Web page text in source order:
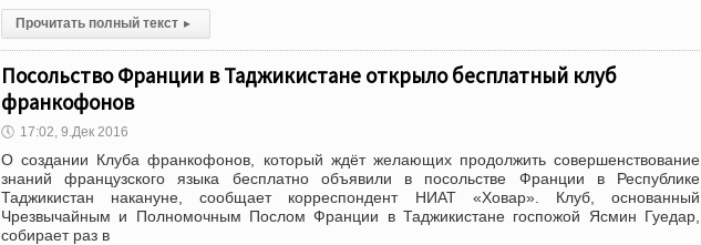
Прочитать полный текст ▸
Посольство Франции в Таджикистане открыло бесплатный клуб
франкофонов
🕔 17:02, 9.Дек 2016
О создании Клуба франкофонов, который ждёт желающих продолжить совершенствование
знаний французского языка бесплатно объявили в посольстве Франции в Республике
Таджикистан накануне, сообщает корреспондент НИАТ «Ховар». Клуб, основанный
Чрезвычайным и Полномочным Послом Франции в Таджикистане госпожой Ясмин Гуедар,
собирает раз в